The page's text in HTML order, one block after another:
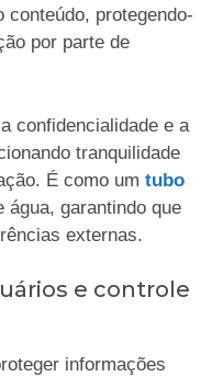
conteúdo, protegendo-
por parte de
confidencialidade e a
tranquilidade
É como um tubo
água, garantindo que
externas.
e controle
informações